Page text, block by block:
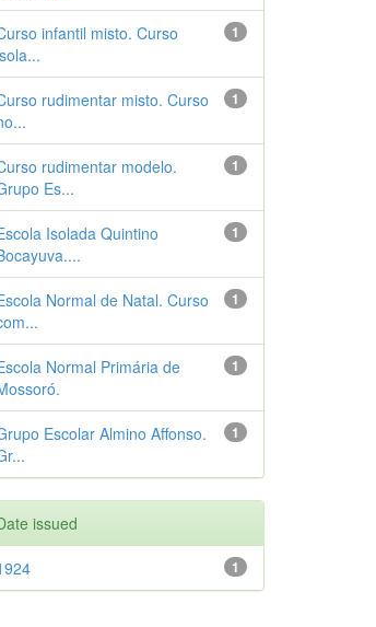
1
infantil misto. Curso
1
rudimentar misto. Curso
1
rudimentar modelo.
Es...
1
Isolada Quintino
1
Normal de Natal. Curso
1
Normal Primária de
1
Escolar Almino Affonso.
issued
1